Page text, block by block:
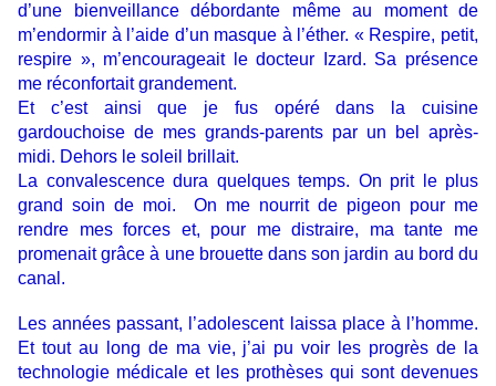
d’une bienveillance débordante même au moment de
m’endormir à l’aide d’un masque à l’éther. « Respire, petit,
respire », m’encourageait le docteur Izard. Sa présence
me réconfortait grandement.
Et c’est ainsi que je fus opéré dans la cuisine
gardouchoise de mes grands-parents par un bel après-
midi. Dehors le soleil brillait.
La convalescence dura quelques temps. On prit le plus
grand soin de moi. On me nourrit de pigeon pour me
rendre mes forces et, pour me distraire, ma tante me
promenait grâce à une brouette dans son jardin au bord du
canal.
Les années passant, l’adolescent laissa place à l’homme.
Et tout au long de ma vie, j’ai pu voir les progrès de la
technologie médicale et les prothèses qui sont devenues